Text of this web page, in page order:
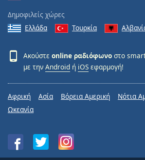
Δημοφιλείς χώρες
Ελλάδα
Τουρκία
Ακούστε online ραδιόφωνο στο
με την Android ή iOS εφαρμογή!
Αφρική Ασία Βόρεια Αμερική Νότια
Ωκεανία